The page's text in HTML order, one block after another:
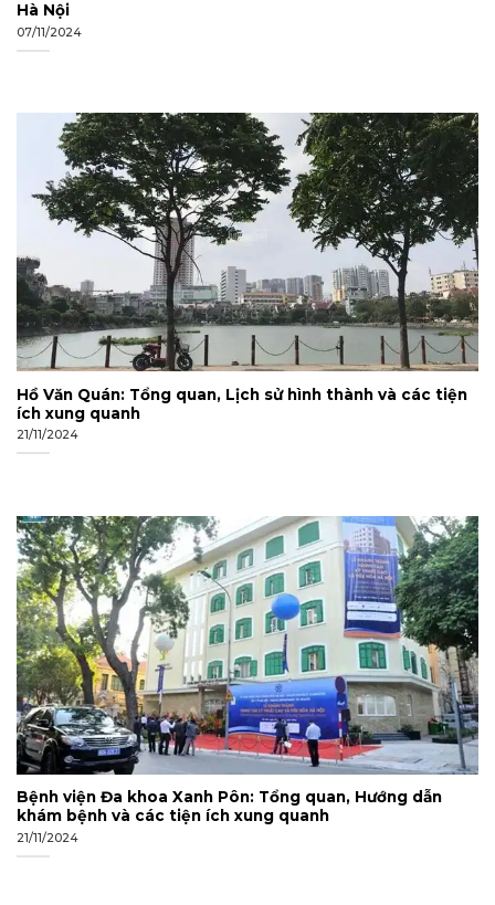
Hà Nội
07/11/2024
Hồ Văn Quán: Tổng quan, Lịch sử hình thành và các tiện
ích xung quanh
21/11/2024
Bệnh viện Đa khoa Xanh Pôn: Tổng quan, Hướng dẫn
khám bệnh và các tiện ích xung quanh
21/11/2024